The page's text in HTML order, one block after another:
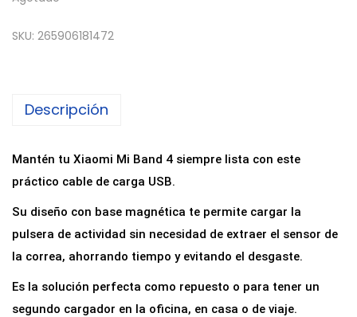
SKU: 265906181472
Descripción
Mantén tu Xiaomi Mi Band 4 siempre lista con este
práctico cable de carga USB.
Su diseño con base magnética te permite cargar la
pulsera de actividad sin necesidad de extraer el sensor de
la correa, ahorrando tiempo y evitando el desgaste.
Es la solución perfecta como repuesto o para tener un
segundo cargador en la oficina, en casa o de viaje.